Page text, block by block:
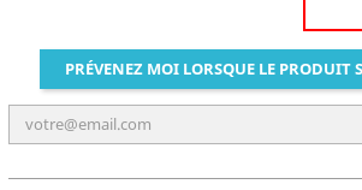
PRÉVENEZ MOI LORSQUE LE PRODUIT